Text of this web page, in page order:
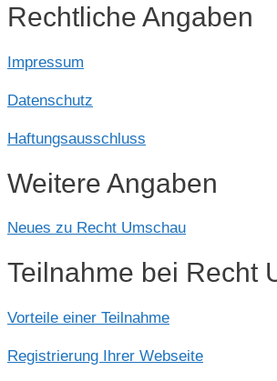
Rechtliche Angaben
Impressum
Datenschutz
Haftungsausschluss
Weitere Angaben
Neues zu Recht Umschau
Teilnahme bei Recht
Vorteile einer Teilnahme
Registrierung Ihrer Webseite